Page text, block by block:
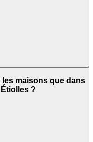
les maisons que dans
?